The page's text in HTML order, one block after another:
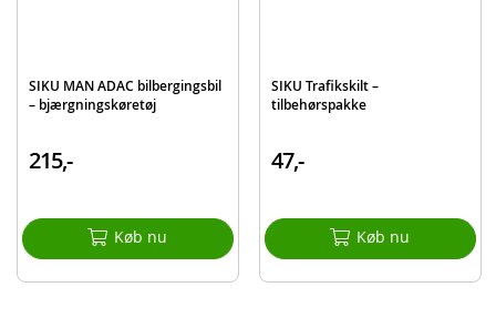
SIKU MAN ADAC bilbergingsbil
– bjærgningskøretøj
215,-
Køb nu
SIKU Trafikskilt –
tilbehørspakke
47,-
Køb nu